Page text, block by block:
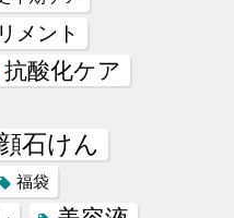
メント
抗酸化ケア
石けん
福袋